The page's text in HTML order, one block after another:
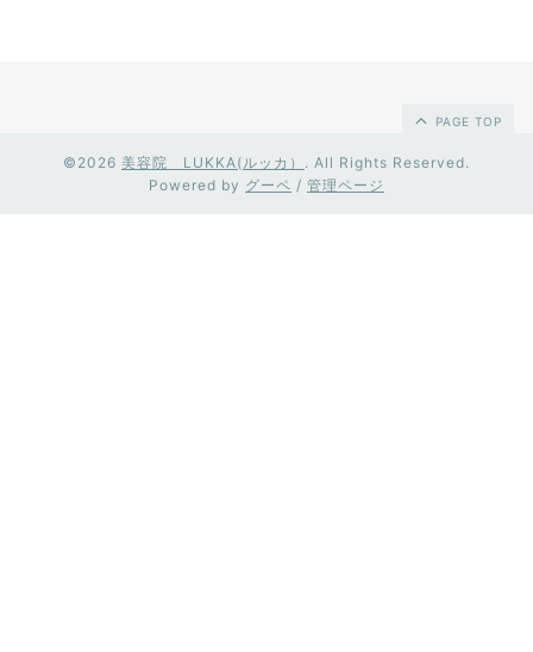
PAGE TOP
©2026 美容院 LUKKA(ルッカ） . All Rights Reserved.
Powered by グーペ / 管理ページ